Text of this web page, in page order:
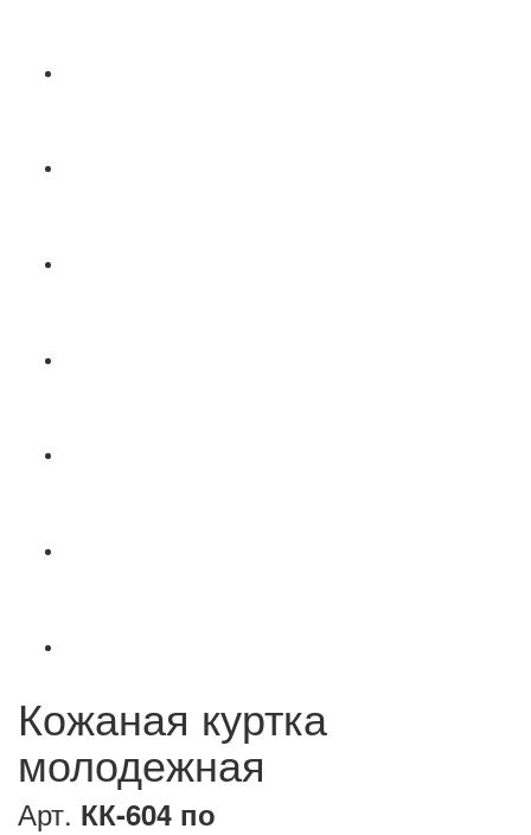
Кожаная куртка
молодежная
Арт. КК-604 по